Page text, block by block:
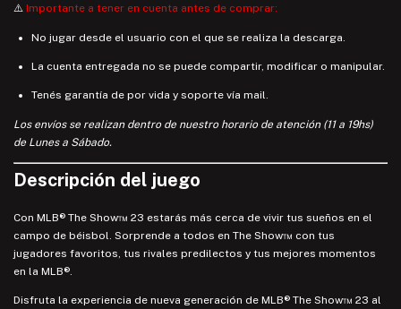
⚠️ Importante a tener en cuenta antes de comprar:
No jugar desde el usuario con el que se realiza la descarga.
La cuenta entregada no se puede compartir, modificar o manipular.
Tenés garantía de por vida y soporte vía mail.
Los envíos se realizan dentro de nuestro horario de atención (11 a 19hs)
de Lunes a Sábado.
Descripción del juego
Con MLB® The Show™ 23 estarás más cerca de vivir tus sueños en el
campo de béisbol. Sorprende a todos en The Show™ con tus
jugadores favoritos, tus rivales predilectos y tus mejores momentos
en la MLB®.
Disfruta la experiencia de nueva generación de MLB® The Show™ 23 al